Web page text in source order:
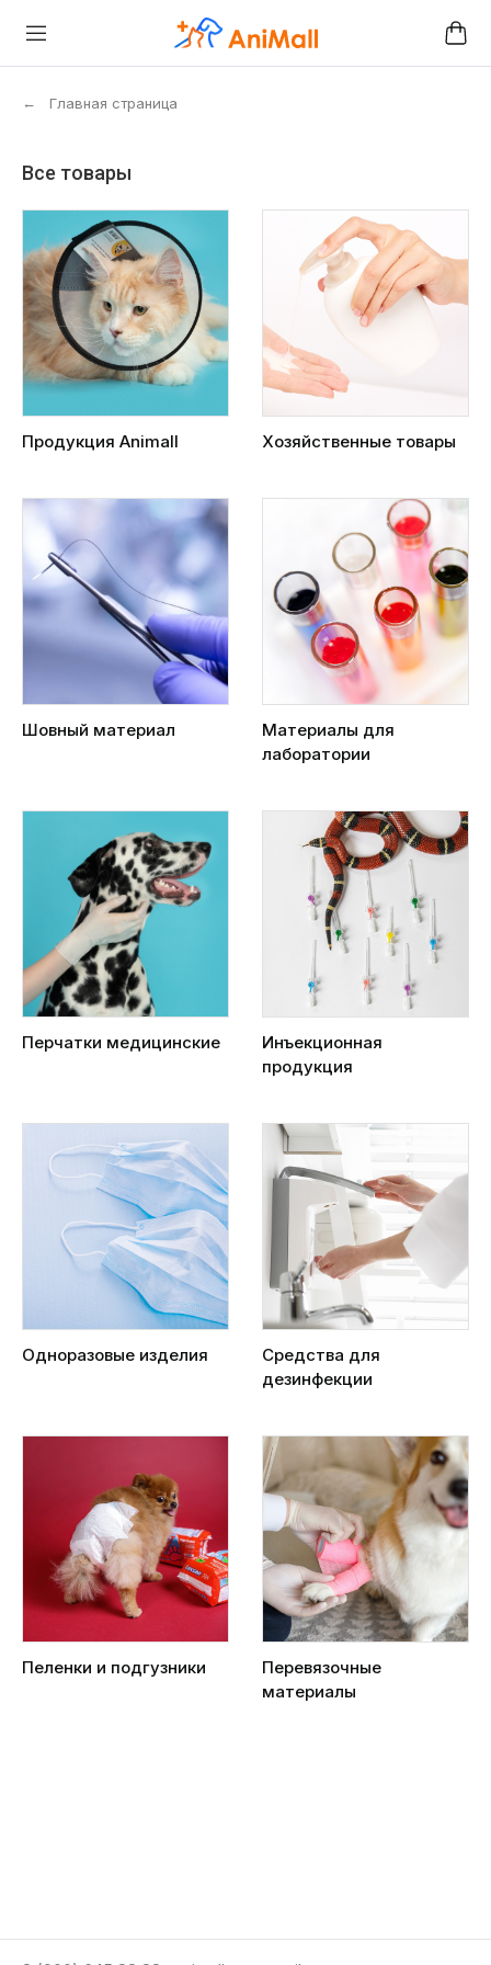
← Главная страница
Все товары
Продукция Animall Хозяйственные товары
Шовный материал
Материалы для
лаборатории
Перчатки медицинские
Инъекционная
продукция
Одноразовые изделия
Средства для
дезинфекции
Пеленки и подгузники
Перевязочные
материалы